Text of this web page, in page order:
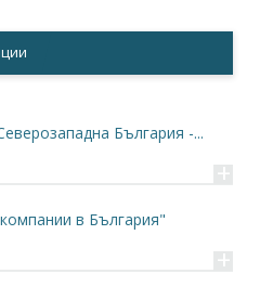
България -...
+
в България"
+